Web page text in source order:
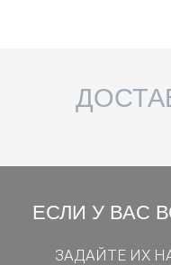
ЕСЛИ У ВАС
ЗАДАЙТЕ ИХ